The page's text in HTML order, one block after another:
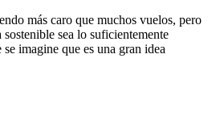
más caro que muchos vuelos, pero
sea lo suficientemente
imagine que es una gran idea